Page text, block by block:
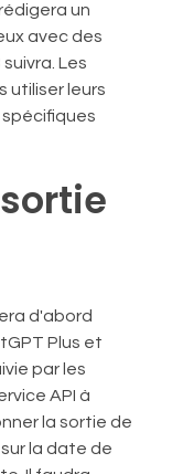
un
avec des
Les
utiliser leurs
d'abord
Plus et
par les
API à
la sortie de
la date de